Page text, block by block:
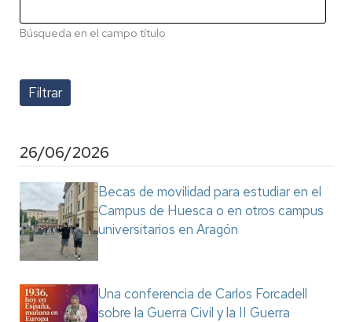
Búsqueda en el campo título
26/06/2026
Becas de movilidad para estudiar en el
Campus de Huesca o en otros campus
universitarios en Aragón
Una conferencia de Carlos Forcadell
sobre la Guerra Civil y la II Guerra